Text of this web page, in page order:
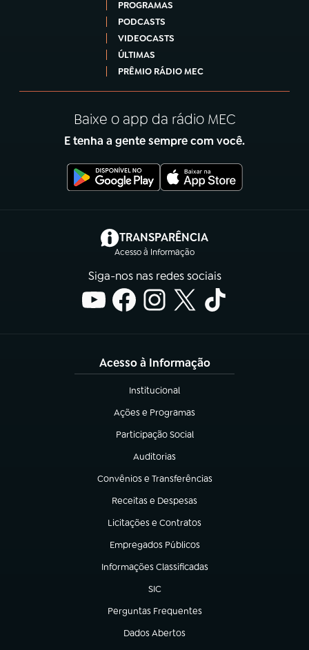
PROGRAMAS
PODCASTS
VIDEOCASTS
ÚLTIMAS
PRÊMIO RÁDIO MEC
Baixe o app da rádio MEC
E tenha a gente sempre com você.
TRANSPARÊNCIA
Acesso à Informação
(abre em nova aba)
Siga-nos nas redes sociais
Acesso à Informação
Institucional
(abre em nova aba)
Ações e Programas
(abre em nova aba)
Participação Social
(abre em nova aba)
Auditorias
(abre em nova aba)
Convênios e Transferências
(abre em nova aba)
Receitas e Despesas
(abre em nova aba)
Licitações e Contratos
(abre em nova aba)
Empregados Públicos
(abre em nova aba)
Informações Classificadas
(abre em nova aba)
SIC
(abre em nova aba)
Perguntas Frequentes
(abre em nova aba)
Dados Abertos
(abre em nova aba)